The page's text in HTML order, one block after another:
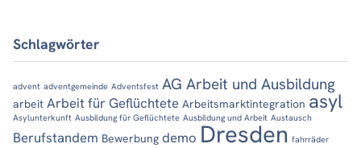
Schlagwörter
advent adventgemeinde Adventsfest AG Arbeit und Ausbildung
arbeit Arbeit für Geflüchtete Arbeitsmarktintegration asyl
Asylunterkunft Ausbildung für Geflüchtete Ausbildung und Arbeit Austausch
Berufstandem Bewerbung demo Dresden fahrräder